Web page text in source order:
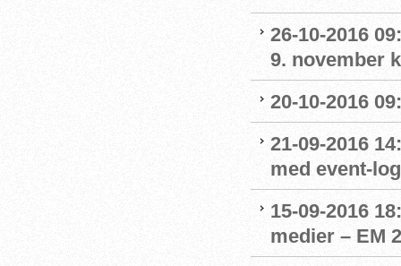
26-10-2016
9. november
20-10-2016
21-09-2016
med event-
15-09-2016
medier – EM